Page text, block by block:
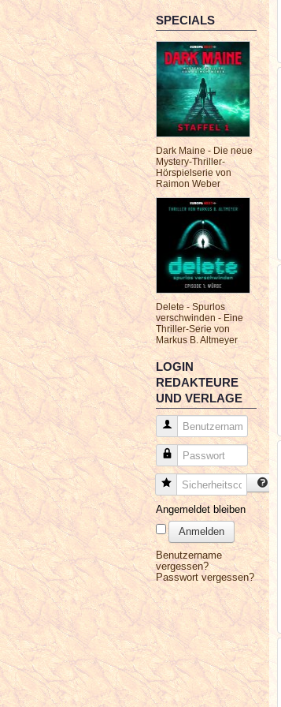
SPECIALS
Dark Maine - Die neue
Mystery-Thriller-
Hörspielserie von
Raimon Weber
Delete - Spurlos
verschwinden - Eine
Thriller-Serie von
Markus B. Altmeyer
LOGIN
REDAKTEURE
UND VERLAGE
Benutzername
Passwort
Sicherheitscode
Angemeldet bleiben
Anmelden
Benutzername
vergessen?
Passwort vergessen?